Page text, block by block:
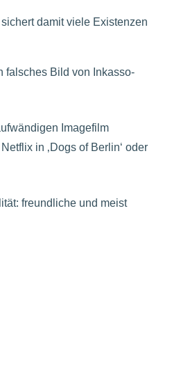
damit viele Existenzen
falsches Bild von Inkasso-
Imagefilm
in ‚Dogs of Berlin‘ oder
freundliche und meist